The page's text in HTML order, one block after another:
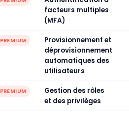
facteurs multiples
(MFA)
PREMIUM
Provisionnement et
déprovisionnement
automatiques des
utilisateurs
PREMIUM
Gestion des rôles
et des privilèges